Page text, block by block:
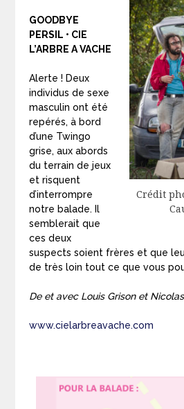
Crédit
GOODBYE
PERSIL • CIE
L’ARBRE A VACHE
Alerte ! Deux
individus de sexe
masculin ont été
repérés, à bord
d’une Twingo
grise, aux abords
du terrain de jeux
et risquent
d’interrompre
notre balade. Il
semblerait que
ces deux
suspects soient frères et que
de très loin tout ce que vous
De et avec Louis Grison et
www.cielarbreavache.com